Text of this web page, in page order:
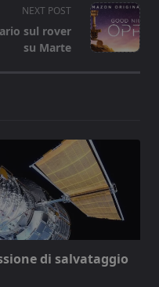
NEXT POST
sul rover
su Marte
di salvataggio